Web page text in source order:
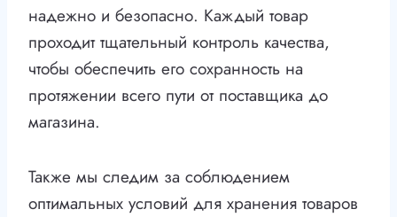
надежно и безопасно. Каждый товар
проходит тщательный контроль качества,
чтобы обеспечить его сохранность на
протяжении всего пути от поставщика до
магазина.
Также мы следим за соблюдением
оптимальных условий для хранения товаров